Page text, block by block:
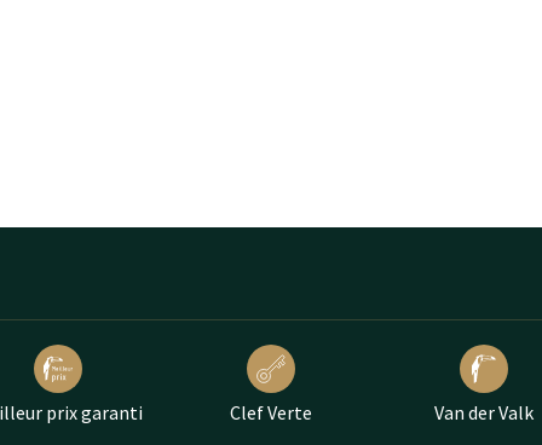
prix garanti Clef Verte Van der Valk